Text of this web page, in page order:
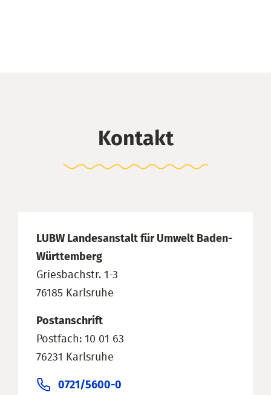
Kontakt
LUBW Landesanstalt für Umwelt Baden-
Württemberg
Griesbachstr. 1-3
76185 Karlsruhe
Postanschrift
Postfach: 10 01 63
76231 Karlsruhe
0721/5600-0